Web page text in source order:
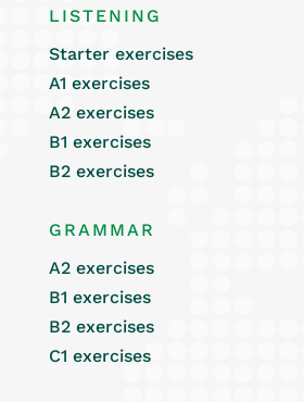
LISTENING
Starter exercises
A1 exercises
A2 exercises
B1 exercises
B2 exercises
GRAMMAR
A2 exercises
B1 exercises
B2 exercises
C1 exercises